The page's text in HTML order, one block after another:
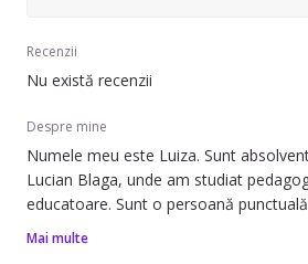
Recenzii
Nu există recenzii
Despre mine
Numele meu este Luiza. Sunt
Lucian Blaga, unde am studiat
educatoare. Sunt o persoană
preajma copiiilor și să interacționez cu
Mai multe